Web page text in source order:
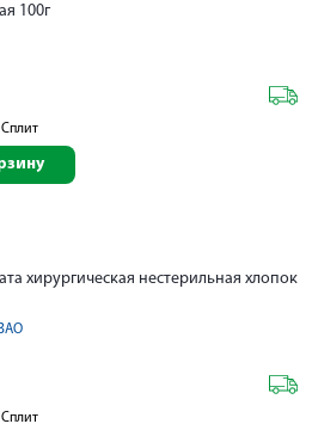
100г
Сплит
хирургическая нестерильная хлопок
Сплит